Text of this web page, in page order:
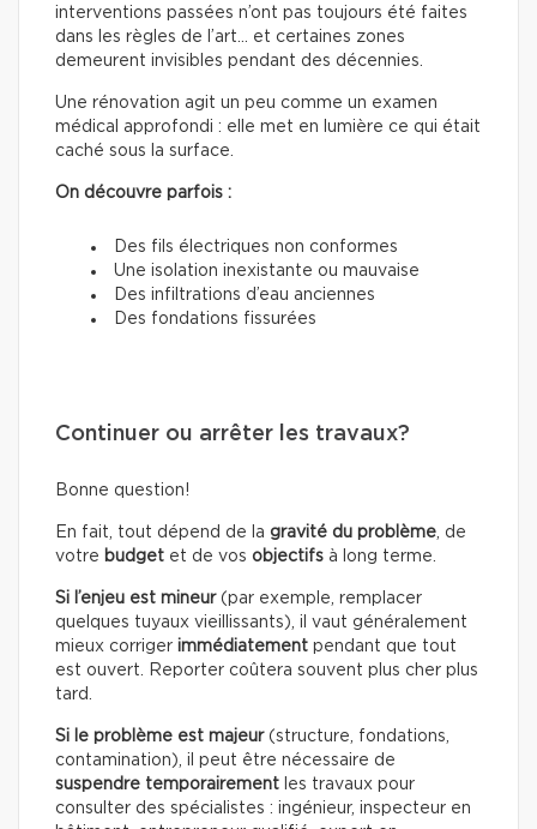
interventions passées n’ont pas toujours été faites
dans les règles de l’art… et certaines zones
demeurent invisibles pendant des décennies.
Une rénovation agit un peu comme un examen
médical approfondi : elle met en lumière ce qui était
caché sous la surface.
On découvre parfois :
Des fils électriques non conformes
Une isolation inexistante ou mauvaise
Des infiltrations d’eau anciennes
Des fondations fissurées
Continuer ou arrêter les travaux?
Bonne question!
En fait, tout dépend de la gravité du problème, de
votre budget et de vos objectifs à long terme.
Si l’enjeu est mineur(par exemple, remplacer
quelques tuyaux vieillissants), il vaut généralement
mieux corriger immédiatement pendant que tout
est ouvert. Reporter coûtera souvent plus cher plus
tard.
Si le problème est majeur(structure, fondations,
contamination), il peut être nécessaire de
suspendre temporairement les travaux pour
consulter des spécialistes : ingénieur, inspecteur en